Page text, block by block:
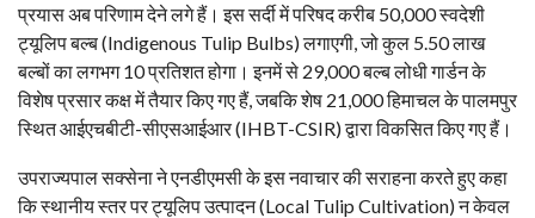
प्रयास अब परिणाम देने लगे हैं। इस सर्दी में परिषद करीब 50,000 स्वदेशी
ट्यूलिप बल्ब (Indigenous Tulip Bulbs) लगाएगी, जो कुल 5.50 लाख
बल्बों का लगभग 10 प्रतिशत होगा। इनमें से 29,000 बल्ब लोधी गार्डन के
विशेष प्रसार कक्ष में तैयार किए गए हैं, जबकि शेष 21,000 हिमाचल के पालमपुर
स्थित आईएचबीटी-सीएसआईआर (IHBT-CSIR) द्वारा विकसित किए गए हैं।
उपराज्यपाल सक्सेना ने एनडीएमसी के इस नवाचार की सराहना करते हुए कहा
कि स्थानीय स्तर पर ट्यूलिप उत्पादन (Local Tulip Cultivation) न केवल